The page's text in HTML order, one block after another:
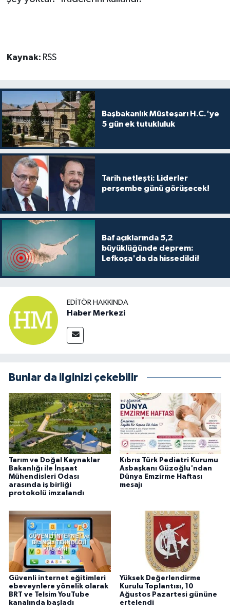
Kaynak: RSS
Başbakanlık Müsteşarı H.C.'ye
5 gün ek tutukluluk
Tarih netleşti: Liderler
perşembe günü görüşecek!
Baf açıklarında 5,2
büyüklüğünde deprem:
Lefkoşa'da da hissedildi!
EDITÖR HAKKINDA
Haber Merkezi
Bunlar da ilginizi çekebilir
Tarım ve Doğal Kaynaklar
Bakanlığı ile İnşaat
Mühendisleri Odası
arasında iş birliği
protokolü imzalandı
Kıbrıs Türk Pediatri Kurumu
Asbaşkanı Güzoğlu'ndan
Dünya Emzirme Haftası
mesajı
Güvenli internet eğitimleri
ebeveynlere yönelik olarak
BRT ve Telsim YouTube
kanalında başladı
Yüksek Değerlendirme
Kurulu Toplantısı, 10
Ağustos Pazartesi gününe
ertelendi